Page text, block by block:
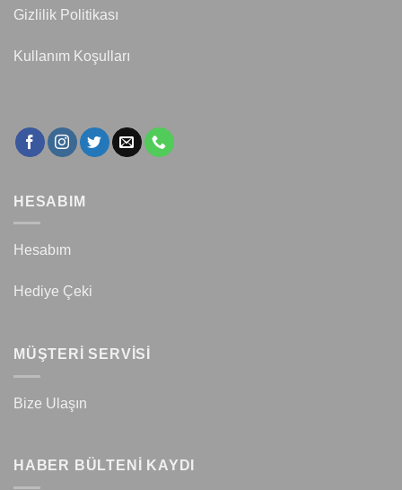
Gizlilik Politikası
Kullanım Koşulları
HESABIM
Hesabım
Hediye Çeki
MÜŞTERİ SERVİSİ
Bize Ulaşın
HABER BÜLTENİ KAYDI